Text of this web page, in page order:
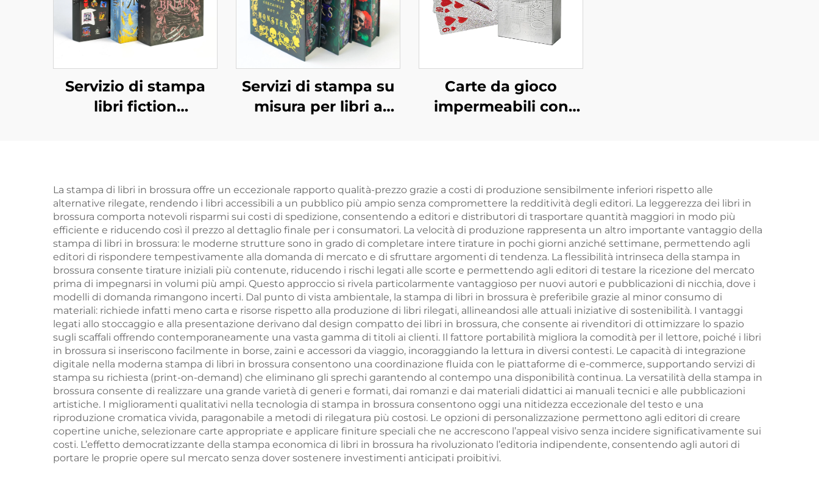
Servizio di stampa
libri fiction
copertina rigida
spray e sovracoperta
Servizi di stampa su
misura per libri a
copertina protettiva
Carte da gioco
impermeabili con
PVC plastica, carte
da poker
personalizzate
La stampa di libri in brossura offre un eccezionale rapporto qualità-prezzo grazie a costi di produzione sensibilmente inferiori rispetto alle
alternative rilegate, rendendo i libri accessibili a un pubblico più ampio senza compromettere la redditività degli editori. La leggerezza dei libri in
brossura comporta notevoli risparmi sui costi di spedizione, consentendo a editori e distributori di trasportare quantità maggiori in modo più
efficiente e riducendo così il prezzo al dettaglio finale per i consumatori. La velocità di produzione rappresenta un altro importante vantaggio della
stampa di libri in brossura: le moderne strutture sono in grado di completare intere tirature in pochi giorni anziché settimane, permettendo agli
editori di rispondere tempestivamente alla domanda di mercato e di sfruttare argomenti di tendenza. La flessibilità intrinseca della stampa in
brossura consente tirature iniziali più contenute, riducendo i rischi legati alle scorte e permettendo agli editori di testare la ricezione del mercato
prima di impegnarsi in volumi più ampi. Questo approccio si rivela particolarmente vantaggioso per nuovi autori e pubblicazioni di nicchia, dove i
modelli di domanda rimangono incerti. Dal punto di vista ambientale, la stampa di libri in brossura è preferibile grazie al minor consumo di
materiali: richiede infatti meno carta e risorse rispetto alla produzione di libri rilegati, allineandosi alle attuali iniziative di sostenibilità. I vantaggi
legati allo stoccaggio e alla presentazione derivano dal design compatto dei libri in brossura, che consente ai rivenditori di ottimizzare lo spazio
sugli scaffali offrendo contemporaneamente una vasta gamma di titoli ai clienti. Il fattore portabilità migliora la comodità per il lettore, poiché i libri
in brossura si inseriscono facilmente in borse, zaini e accessori da viaggio, incoraggiando la lettura in diversi contesti. Le capacità di integrazione
digitale nella moderna stampa di libri in brossura consentono una coordinazione fluida con le piattaforme di e-commerce, supportando servizi di
stampa su richiesta (print-on-demand) che eliminano gli sprechi garantendo al contempo una disponibilità continua. La versatilità della stampa in
brossura consente di realizzare una grande varietà di generi e formati, dai romanzi e dai materiali didattici ai manuali tecnici e alle pubblicazioni
artistiche. I miglioramenti qualitativi nella tecnologia di stampa in brossura consentono oggi una nitidezza eccezionale del testo e una
riproduzione cromatica vivida, paragonabile a metodi di rilegatura più costosi. Le opzioni di personalizzazione permettono agli editori di creare
copertine uniche, selezionare carte appropriate e applicare finiture speciali che ne accrescono l’appeal visivo senza incidere significativamente sui
costi. L’effetto democratizzante della stampa economica di libri in brossura ha rivoluzionato l’editoria indipendente, consentendo agli autori di
portare le proprie opere sul mercato senza dover sostenere investimenti anticipati proibitivi.